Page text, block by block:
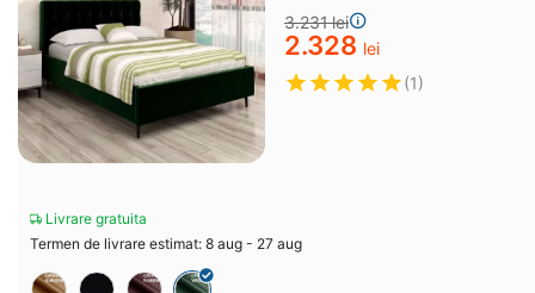
3.231lei
2.328 lei
(1)
Livrare gratuita
Termen de livrare estimat: 8 aug - 27 aug